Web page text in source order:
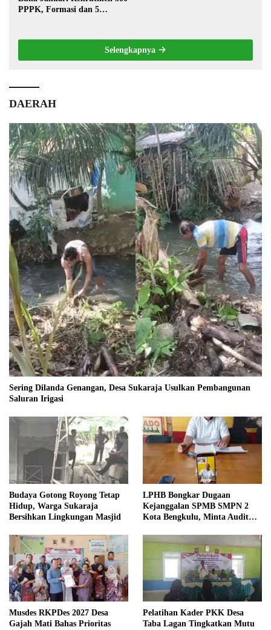
PPPK, Formasi dan 5
Selengkapnya
DAERAH
Sering Dilanda Genangan, Desa Sukaraja Usulkan Pembangunan
Saluran Irigasi
Budaya Gotong Royong Tetap
Hidup, Warga Sukaraja
Bersihkan Lingkungan Masjid
LPHB Bongkar Dugaan
Kejanggalan SPMB SMPN 2
Kota Bengkulu, Minta Audit
Musdes RKPDes 2027 Desa
Gajah Mati Bahas Prioritas
Pelatihan Kader PKK Desa
Taba Lagan Tingkatkan Mutu